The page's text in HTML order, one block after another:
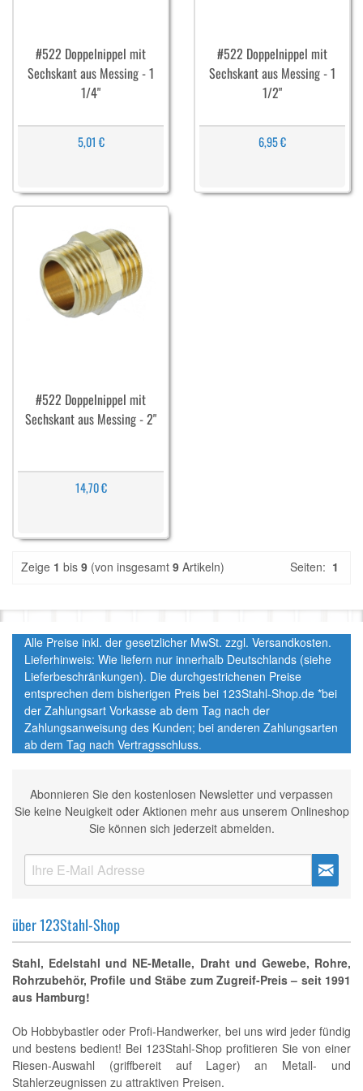
#522 Doppelnippel mit
Sechskant aus Messing - 1
1/4"
5,01 €
#522 Doppelnippel mit
Sechskant aus Messing - 1
1/2"
6,95 €
#522 Doppelnippel mit
Sechskant aus Messing - 2"
14,70 €
Zeige 1 bis 9 (von insgesamt 9 Artikeln) Seiten: 1
Alle Preise inkl. der gesetzlicher MwSt. zzgl. Versandkosten.
Lieferhinweis: Wie liefern nur innerhalb Deutschlands (siehe
Lieferbeschränkungen). Die durchgestrichenen Preise
entsprechen dem bisherigen Preis bei 123Stahl-Shop.de *bei
der Zahlungsart Vorkasse ab dem Tag nach der
Zahlungsanweisung des Kunden; bei anderen Zahlungsarten
ab dem Tag nach Vertragsschluss.
Abonnieren Sie den kostenlosen Newsletter und verpassen
Sie keine Neuigkeit oder Aktionen mehr aus unserem Onlineshop
Sie können sich jederzeit abmelden.
über 123Stahl-Shop
Stahl, Edelstahl und NE-Metalle, Draht und Gewebe, Rohre,
Rohrzubehör, Profile und Stäbe zum Zugreif-Preis – seit 1991
aus Hamburg!
Ob Hobbybastler oder Profi-Handwerker, bei uns wird jeder fündig
und bestens bedient! Bei 123Stahl-Shop profitieren Sie von einer
Riesen-Auswahl (griffbereit auf Lager) an Metall- und
Stahlerzeugnissen zu attraktiven Preisen.